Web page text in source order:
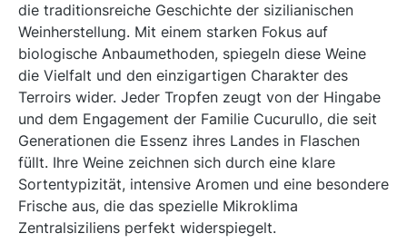
die traditionsreiche Geschichte der sizilianischen
Weinherstellung. Mit einem starken Fokus auf
biologische Anbaumethoden, spiegeln diese Weine
die Vielfalt und den einzigartigen Charakter des
Terroirs wider. Jeder Tropfen zeugt von der Hingabe
und dem Engagement der Familie Cucurullo, die seit
Generationen die Essenz ihres Landes in Flaschen
füllt. Ihre Weine zeichnen sich durch eine klare
Sortentypizität, intensive Aromen und eine besondere
Frische aus, die das spezielle Mikroklima
Zentralsiziliens perfekt widerspiegelt.